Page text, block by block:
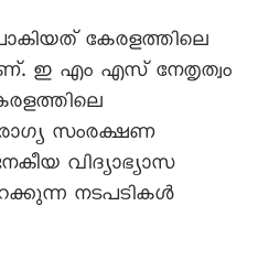
കേരളത്തിലെ
ഇ എം എസ് നേതൃത്വം
സംരക്ഷണ
വിദ്യാഭ്യാസ
നടപടികൾ